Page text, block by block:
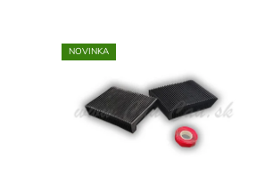
NOVINKA